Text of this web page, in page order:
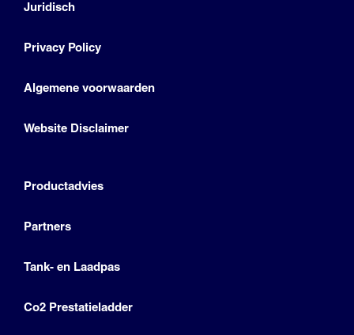
Juridisch
Privacy Policy
Algemene voorwaarden
Website Disclaimer
Productadvies
Partners
Tank- en Laadpas
Co2 Prestatieladder